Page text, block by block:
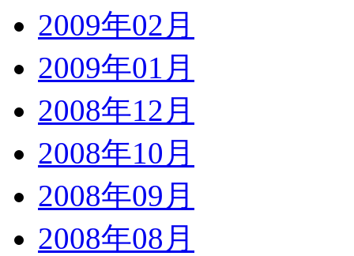
2009年02月
2009年01月
2008年12月
2008年10月
2008年09月
2008年08月